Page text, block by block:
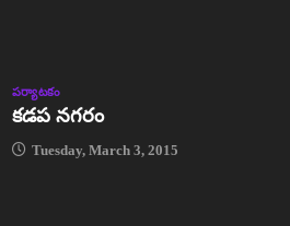
పర్యాటకం
కడప నగరం
Tuesday, March 3, 2015